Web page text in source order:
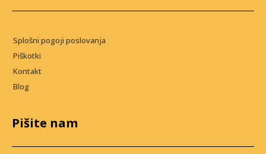
Splošni pogoji poslovanja
Piškotki
Kontakt
Blog
Pišite nam